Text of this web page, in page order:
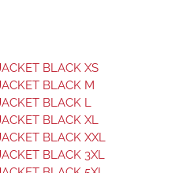
BLACK XS
BLACK M
BLACK L
BLACK XL
BLACK XXL
BLACK 3XL